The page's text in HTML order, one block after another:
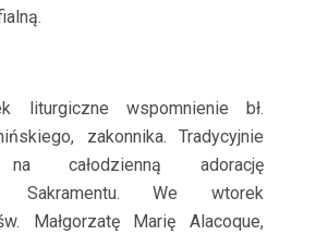
liturgiczne wspomnienie bł.
zakonnika. Tradycyjnie
na całodzienną adorację
Sakramentu. We wtorek
Małgorzatę Marię Alacoque,